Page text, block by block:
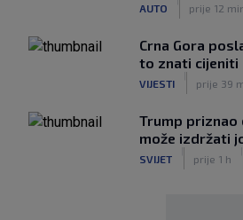
AUTO prije 12
Crna Gora
to znati cijeniti
VIJESTI prije 39
Trump priznao
može izdržati
SVIJET prije 1 h